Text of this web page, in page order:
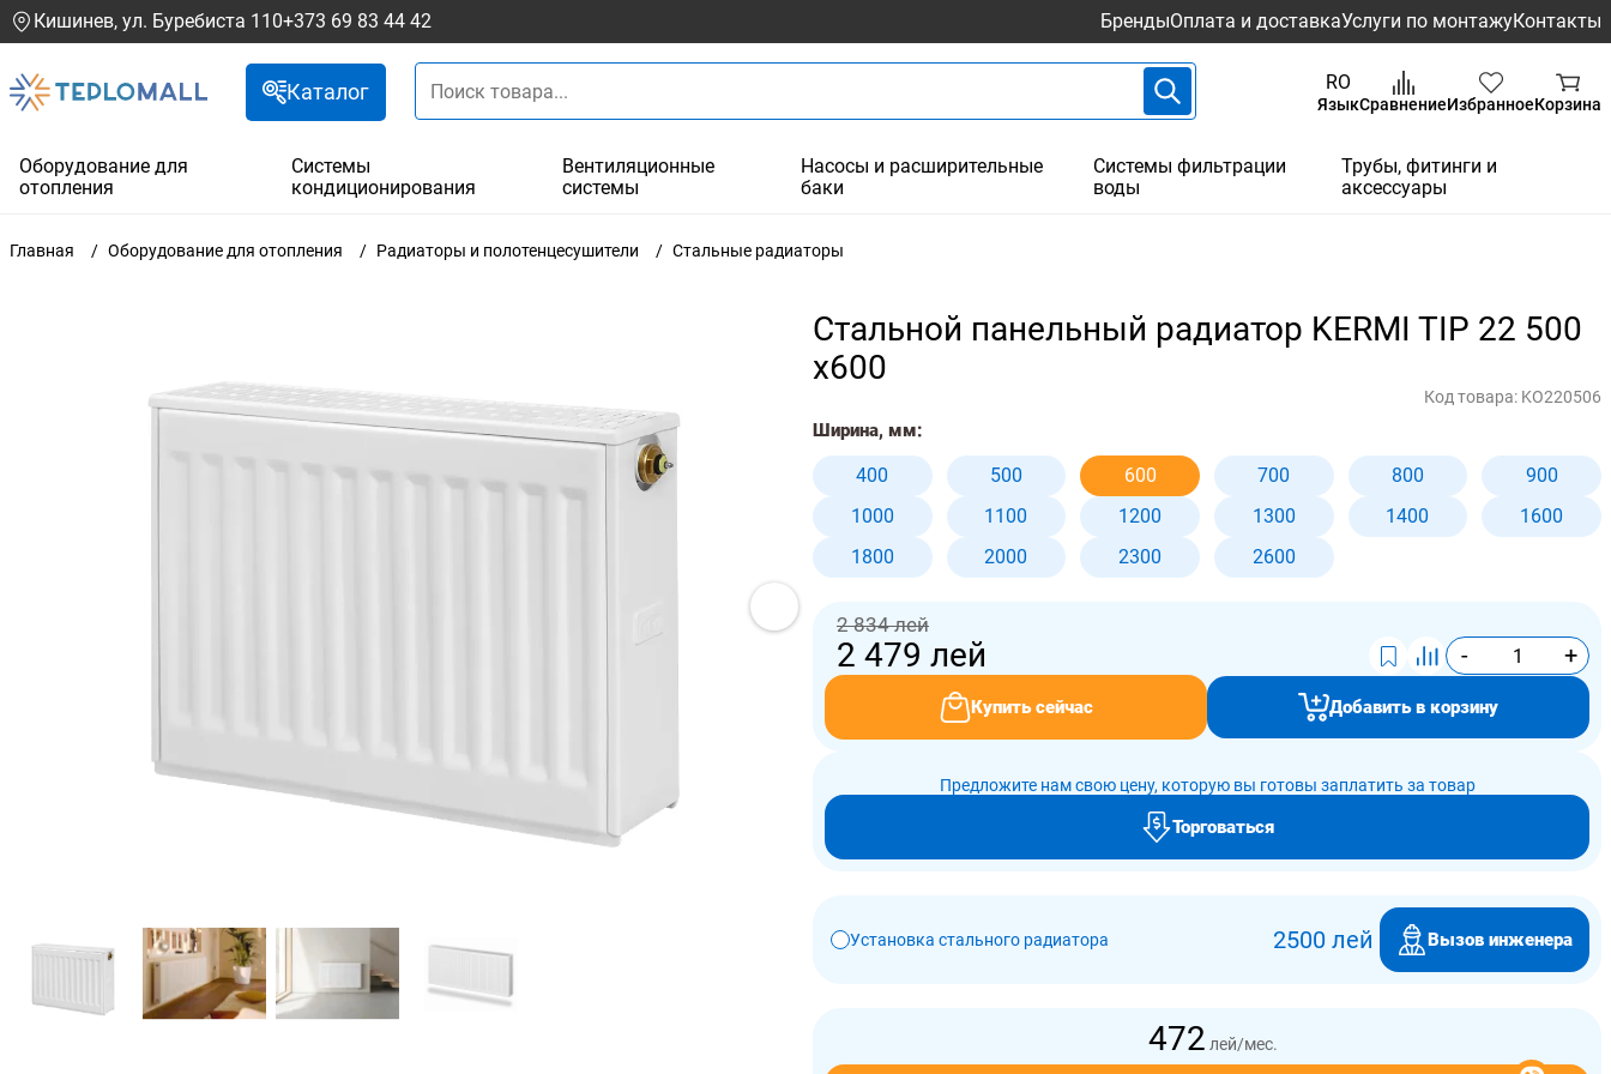
Кишинев, ул. Буребиста 110+373 69 83 44 42 БрендыОплата и доставкаУслуги по монтажуКонтакты
Каталог RO
ЯзыкСравнениеИзбранноеКорзина
Оборудование для
отопления
Системы
кондиционирования
Вентиляционные
системы
Насосы и расширительные
баки
Системы фильтрации
воды
Трубы, фитинги и
аксессуары
Главная Оборудование для отопления Радиаторы и полотенцесушители Стальные радиаторы
Стальной панельный радиатор KERMI TIP 22 500
x600
Код товара: KO220506
Ширина, мм:
400 500 600 700 800
900
1000
1100 1200 1300 1400
1600
1800
2000 2300 2600
2 834 лей
2 479 лей - +
Купить сейчас Добавить в корзину
Предложите нам свою цену, которую вы готовы заплатить за товар
Торговаться
Установка стального радиатора 2500 лей Вызов инженера
472 лей/мес.